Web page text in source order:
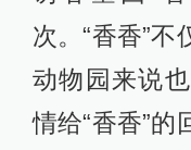
次。“香香”
动物园来说
情给“香香”的